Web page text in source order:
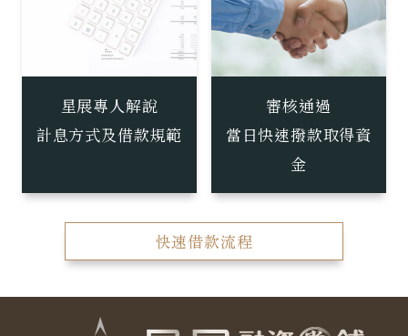
星展專人解說
計息方式及借款規範
審核通過
當日快速撥款取得資
金
快速借款流程